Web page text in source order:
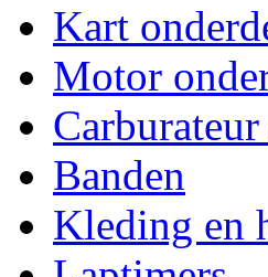
Kart
Motor
Banden
Kleding en